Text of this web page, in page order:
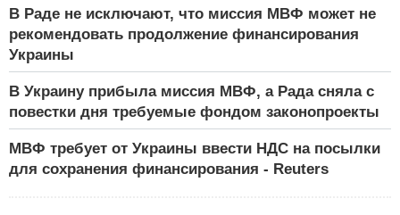
В Раде не исключают, что миссия МВФ может не
рекомендовать продолжение финансирования
Украины
В Украину прибыла миссия МВФ, а Рада сняла с
повестки дня требуемые фондом законопроекты
МВФ требует от Украины ввести НДС на посылки
для сохранения финансирования - Reuters